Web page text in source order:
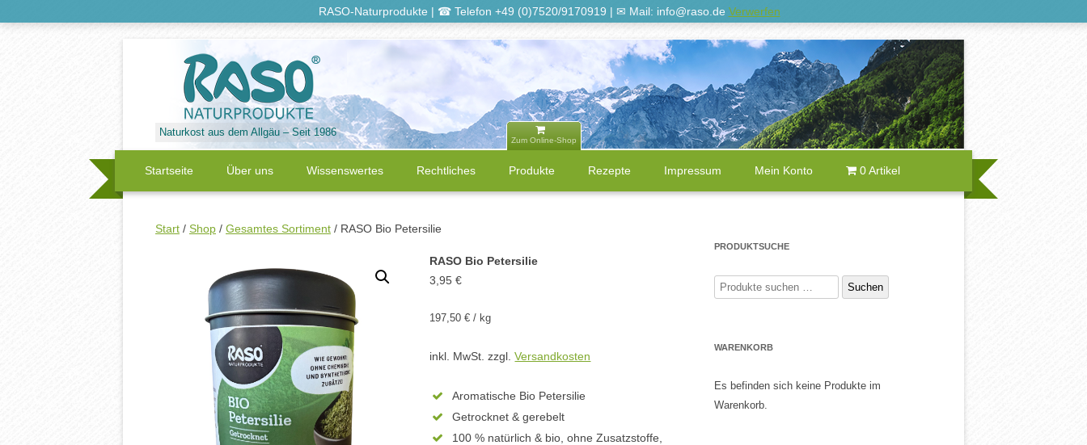
Naturkost aus dem Allgäu – Seit 1986
Zum Online-Shop
Inhalt
springen
Startseite Über uns
RASO Investitions-Projekt
Referenzen
RASO Verkaufstellen
Karriere
Bio Zertifikat
Wissenswertes
Philosophie
Newsletter
Molke
Steinsalz
Dolomit
Rechtliches
Datenschutz
AGB
Zahlung und Versand
Produkte
Backwaren
Stein- und Kräutersalze
Kalzium/Magnesium/Dolomit
Rezepte Impressum Mein Konto 0 Artikel
Start / Shop / Gesamtes Sortiment / RASO Bio Petersilie
RASO Bio Petersilie
3,95€
197,50€ / kg
inkl. MwSt. zzgl.Versandkosten
Aromatische Bio Petersilie
Getrocknet & gerebelt
100 % natürlich & bio, ohne Zusatzstoffe,
PRODUKTSUCHE
Suchen
nach:
Suchen
WARENKORB
Es befinden sich keine Produkte im
Warenkorb.
RASO-Naturprodukte | ☎ Telefon +49 (0)7520/9170919 | ✉ Mail: info@raso.de Verwerfen